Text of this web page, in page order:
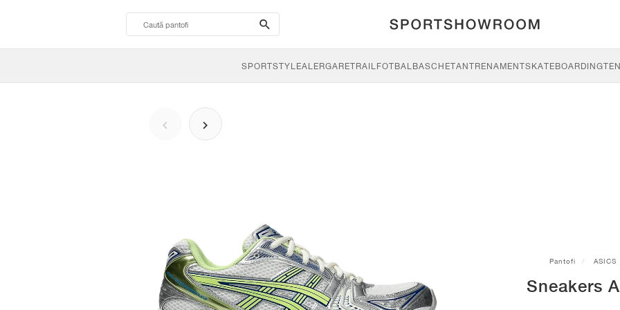
search-
btn
SPORTSTYLEALERGARETRAILFOTBALBASCHETANTRENAMENTSKATEBOARDING
Pantofi ASICS
Sneakers